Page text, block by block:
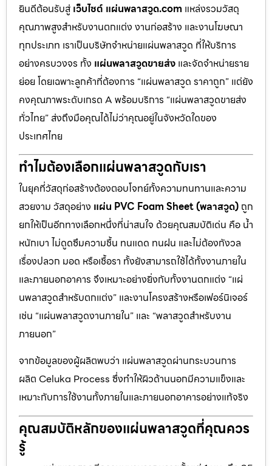
ยินดีต้อนรับสู่ เว็บไซต์ แผ่นพลาสวูด.com แหล่งรวมวัสดุ
คุณภาพสูงสำหรับงานตกแต่ง งานก่อสร้าง และงานโฆษณา
ทุกประเภท เราเป็นบริษัทจำหน่ายแผ่นพลาสวูด ที่ให้บริการ
อย่างครบวงจร ทั้ง แผ่นพลาสวูดขายส่ง และจัดจำหน่ายราย
ย่อย โดยเฉพาะลูกค้าที่ต้องการ “แผ่นพลาสวูด ราคาถูก” แต่ยัง
คงคุณภาพระดับเกรด A พร้อมบริการ “แผ่นพลาสวูดขายส่ง
ทั่วไทย” ส่งถึงมือคุณได้ไม่ว่าคุณอยู่ในจังหวัดใดของ
ประเทศไทย
ทำไมต้องเลือกแผ่นพลาสวูดกับเรา
ในยุคที่วัสดุก่อสร้างต้องตอบโจทย์ทั้งความทนทานและความ
สวยงาม วัสดุอย่าง แผ่น PVC Foam Sheet (พลาสวูด) ถูก
ยกให้เป็นอีกทางเลือกหนึ่งที่น่าสนใจ ด้วยคุณสมบัติเด่น คือ น้ำ
หนักเบา ไม่ดูดซึมความชื้น ทนแดด ทนฝน และไม่ต้องกังวล
เรื่องปลวก มอด หรือเชื้อรา ทั้งยังสามารถใช้ได้ทั้งงานภายใน
และภายนอกอาคาร จึงเหมาะอย่างยิ่งกับทั้งงานตกแต่ง “แผ่
นพลาสวูดสำหรับตกแต่ง” และงานโครงสร้างหรือเฟอร์นิเจอร์
เช่น “แผ่นพลาสวูดงานภายใน” และ “พลาสวูดสำหรับงาน
ภายนอก”
จากข้อมูลของผู้ผลิตพบว่า แผ่นพลาสวูดผ่านกระบวนการ
ผลิต Celuka Process ซึ่งทำให้ผิวด้านนอกมีความแข็งและ
เหมาะกับการใช้งานทั้งภายในและภายนอกอาคารอย่างแท้จริง
คุณสมบัติหลักของแผ่นพลาสวูดที่คุณควร
รู้